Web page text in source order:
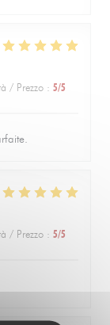
/ Prezzo : 5/5
/ Prezzo : 5/5